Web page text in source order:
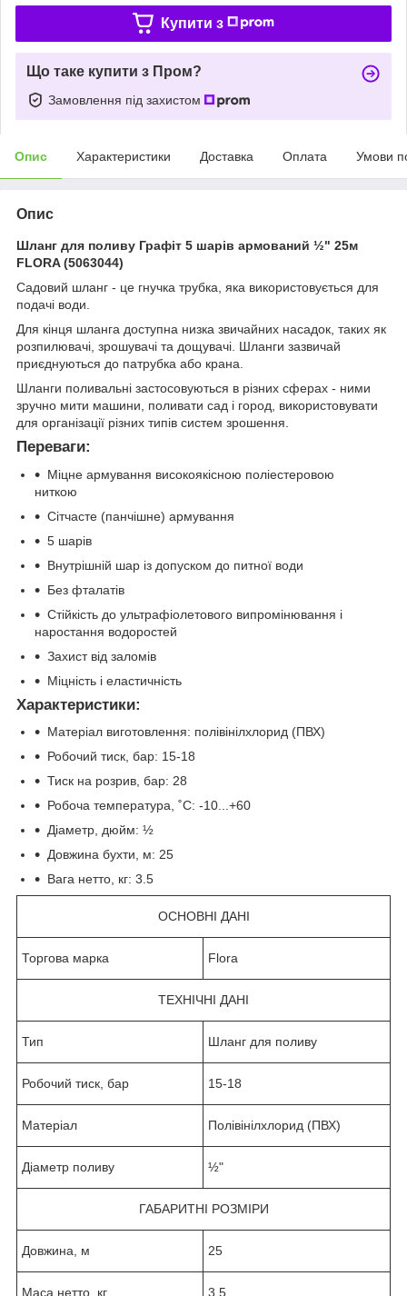
Купити з
Що таке купити з Пром?
Замовлення під захистом
Опис Характеристики Доставка Оплата Умови
Опис
Шланг для поливу Графіт 5 шарів армований ½" 25м
FLORA (5063044)
Садовий шланг - це гнучка трубка, яка використовується для
подачі води.
Для кінця шланга доступна низка звичайних насадок, таких як
розпилювачі, зрошувачі та дощувачі. Шланги зазвичай
приєднуються до патрубка або крана.
Шланги поливальні застосовуються в різних сферах - ними
зручно мити машини, поливати сад і город, використовувати
для організації різних типів систем зрошення.
Переваги:
Міцне армування високоякісною поліестеровою
ниткою
Сітчасте (панчішне) армування
5 шарів
Внутрішній шар із допуском до питної води
Без фталатів
Стійкість до ультрафіолетового випромінювання і
наростання водоростей
Захист від заломів
Міцність і еластичність
Характеристики:
Матеріал виготовлення: полівінілхлорид (ПВХ)
Робочий тиск, бар: 15-18
Тиск на розрив, бар: 28
Робоча температура, ˚С: -10...+60
Діаметр, дюйм: ½
Довжина бухти, м: 25
Вага нетто, кг: 3.5
ОСНОВНІ ДАНІ
Торгова марка Flora
ТЕХНІЧНІ ДАНІ
Тип Шланг для поливу
Робочий тиск, бар 15-18
Матеріал Полівінілхлорид (ПВХ)
Діаметр поливу ½"
ГАБАРИТНІ РОЗМІРИ
Довжина, м 25
Маса нетто, кг 3.5